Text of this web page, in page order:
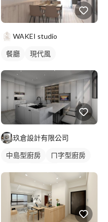
WAKEI studio
餐廳 現代風
玖倉設計有限公司
中島型廚房
ㄇ字型廚房
全室照明設計
客廳燈光設計